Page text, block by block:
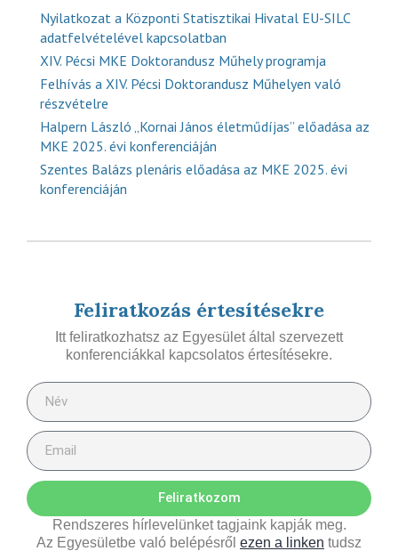
Nyilatkozat a Központi Statisztikai Hivatal EU-SILC
adatfelvételével kapcsolatban
XIV. Pécsi MKE Doktorandusz Műhely programja
Felhívás a XIV. Pécsi Doktorandusz Műhelyen való
részvételre
Halpern László „Kornai János életműdíjas” előadása az
MKE 2025. évi konferenciáján
Szentes Balázs plenáris előadása az MKE 2025. évi
konferenciáján
Feliratkozás értesítésekre
Itt feliratkozhatsz az Egyesület által szervezett
konferenciákkal kapcsolatos értesítésekre.
Feliratkozom
Rendszeres hírlevelünket tagjaink kapják meg.
Az Egyesületbe való belépésről ezen a linken tudsz